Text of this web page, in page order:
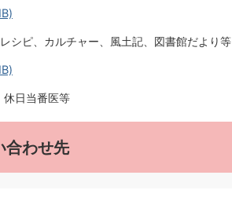
シピ、カルチャー、風土記、図書館だより等
休日当番医等
合わせ先